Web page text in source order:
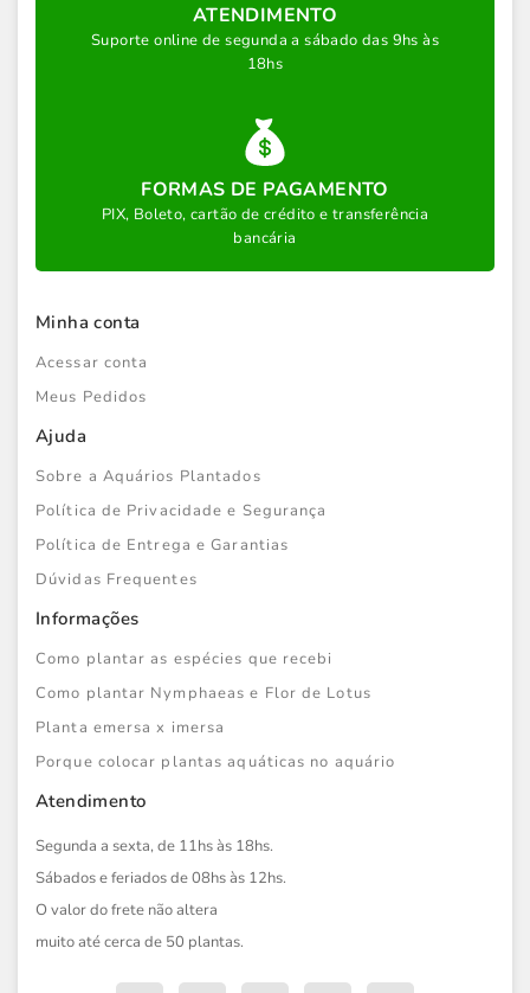
ATENDIMENTO
Suporte online de segunda a sábado das 9hs às
18hs
FORMAS DE PAGAMENTO
PIX, Boleto, cartão de crédito e transferência
bancária
Minha conta
Acessar conta
Meus Pedidos
Ajuda
Sobre a Aquários Plantados
Política de Privacidade e Segurança
Política de Entrega e Garantias
Dúvidas Frequentes
Informações
Como plantar as espécies que recebi
Como plantar Nymphaeas e Flor de Lotus
Planta emersa x imersa
Porque colocar plantas aquáticas no aquário
Atendimento
Segunda a sexta, de 11hs às 18hs.
Sábados e feriados de 08hs às 12hs.
O valor do frete não altera
muito até cerca de 50 plantas.